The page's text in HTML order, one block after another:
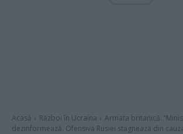
Acasă Război în Ucraina
Armata britanică:
dezinformează. Ofensiva Rusiei stagnează din